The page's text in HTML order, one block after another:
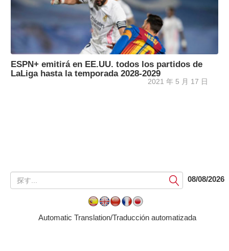
ESPN+ emitirá en EE.UU. todos los partidos de
LaLiga hasta la temporada 2028-2029
2021 年 5 月 17 日
提
出
08/08/2026
Automatic Translation/Traducción automatizada